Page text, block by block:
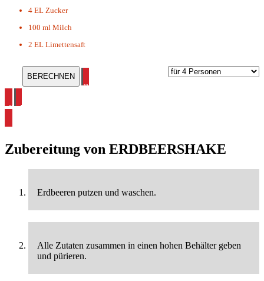
4 EL Zucker
100 ml Milch
2 EL Limettensaft
alle Shake Rezepte ansehen
alle Erdbeer Rezepte ansehen
Zubereitung von ERDBEERSHAKE
Erdbeeren putzen und waschen.
Alle Zutaten zusammen in einen hohen Behälter geben
und pürieren.